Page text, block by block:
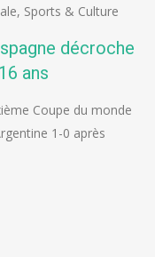
, Sports & Culture
décroche
ans
Coupe du monde
1-0 après